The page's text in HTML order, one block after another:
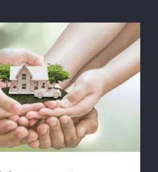
energetico